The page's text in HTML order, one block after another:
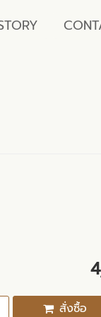
สั่งซื้อ